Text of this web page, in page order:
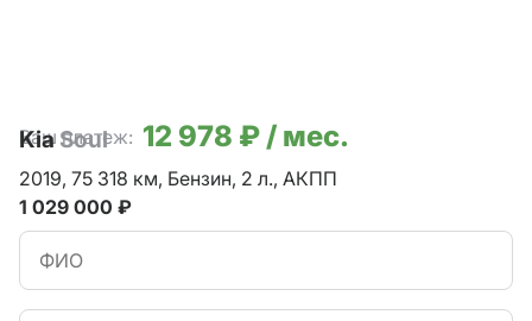
Ваш платеж: 12 978 ₽ / мес.
KiaSoul
2019, 75 318 км, Бензин, 2 л., АКПП
1 029 000 ₽